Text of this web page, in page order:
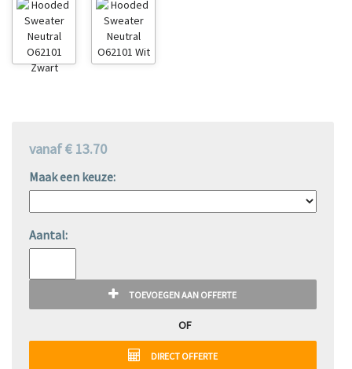
vanaf € 13.70
Maak een keuze:
Aantal:
TOEVOEGEN AAN OFFERTE
OF
DIRECT OFFERTE